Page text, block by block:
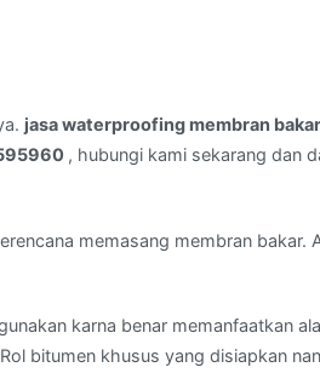
jasa waterproofing membran
, hubungi kami sekarang dan
memasang membran bakar.
karna benar memanfaatkan
bitumen khusus yang disiapkan